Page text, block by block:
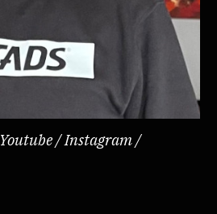
Youtube / Instagram /